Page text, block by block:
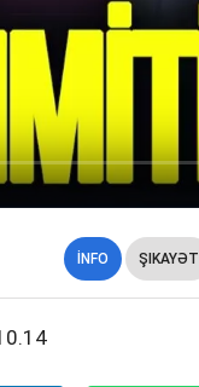
İNFO ŞIKAYƏT